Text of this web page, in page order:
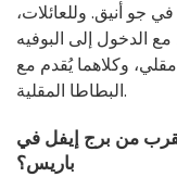
جو أنيق. وللعائلات،
مع الدخول إلى البوفيه
وكلاهما يُقدم مع
البطاطا المقلية.
من برج إيفل في
باريس؟